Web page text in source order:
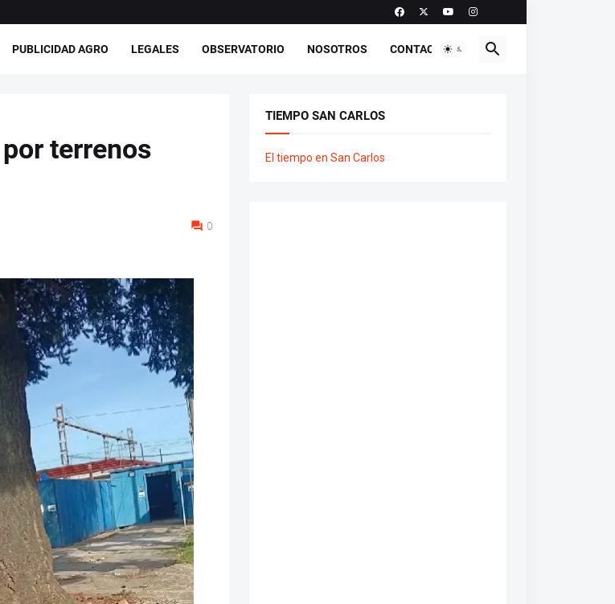
PUBLICIDAD AGRO LEGALES OBSERVATORIO NOSOTROS CONTACTO
terrenos
0
TIEMPO SAN CARLOS
El tiempo en San Carlos